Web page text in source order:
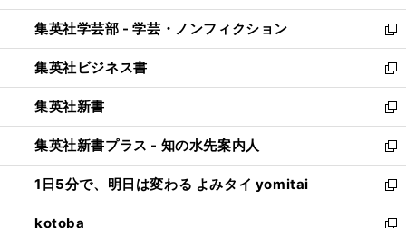
開
く
ウ
で
開
く
ン
ド
ウ
で
開
く
ウ
ィ
ン
ド
ウ
で
開
く
集英社学芸部 - 学芸・ノンフィクション
新
し
い
ウ
ィ
ン
ド
ウ
で
開
く
集英社ビジネス書
新
し
い
ウ
ィ
ン
ド
ウ
で
集英社新書
新
し
い
ウ
ィ
ン
ド
集英社新書プラス - 知の水先案内人
新
し
い
ウ
1日5分で、明日は変わる よみタイ yomitai
新
し
kotoba